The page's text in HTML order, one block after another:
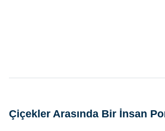
Çiçekler Arasında Bir İnsan